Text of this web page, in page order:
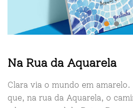
Na Rua da Aquarela
Clara via o mundo em
que, na rua da Aquarela, o